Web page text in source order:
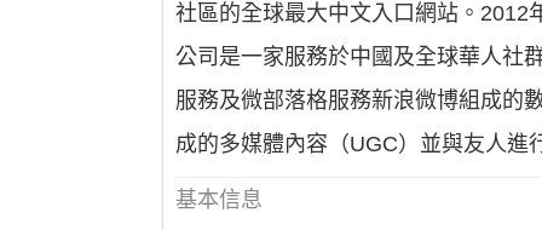
社區的全球最大中文入口網站。2012
公司是一家服務於中國及全球華人社
服務及微部落格服務新浪微博組成的
成的多媒體內容（UGC）並與友人進
基本信息